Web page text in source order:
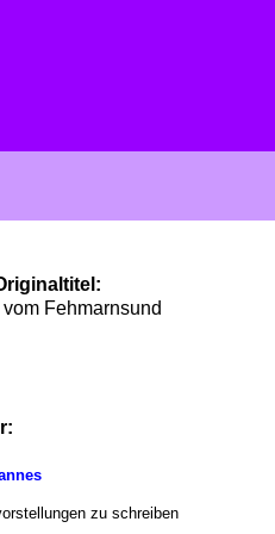
Fehmarnsund
zu schreiben